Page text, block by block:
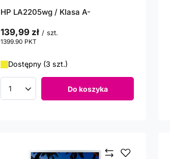
HP LA2205wg / Klasa A-
139,99 zł / szt.
1399.90 PKT
Dostępny (3 szt.)
Ilość produktów Do koszyka